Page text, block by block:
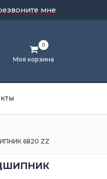
мне
Моя корзина
0
6820 ZZ